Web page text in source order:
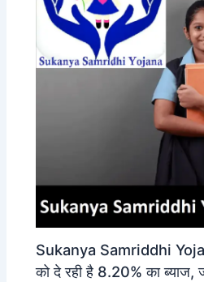
Sukanya Samriddhi
को दे रही है 8.20% का ब्याज,